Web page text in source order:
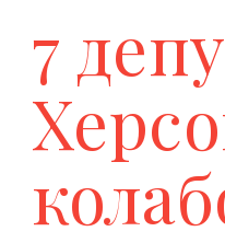
7